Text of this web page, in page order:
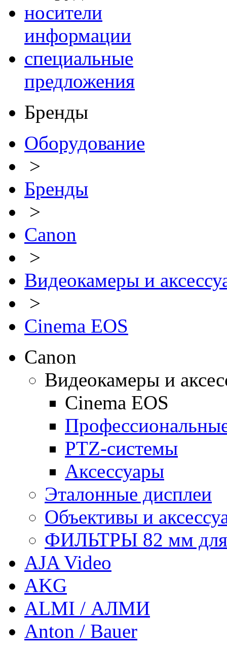
носители
информации
специальные
предложения
Бренды
Оборудование
>
Бренды
>
Canon
>
Видеокамеры и
>
Cinema EOS
Canon
Видеокамеры и
Cinema EOS
PTZ-системы
Аксессуары
Эталонные дисплеи
Объективы и
ФИЛЬТРЫ 82 мм для
AJA Video
AKG
ALMI / АЛМИ
Anton / Bauer